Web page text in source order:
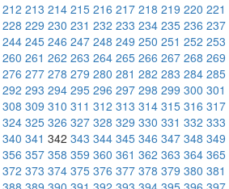
212 213 214 215 216 217 218 219 220 221
228 229 230 231 232 233 234 235 236 237
244 245 246 247 248 249 250 251 252 253
260 261 262 263 264 265 266 267 268 269
276 277 278 279 280 281 282 283 284 285
292 293 294 295 296 297 298 299 300 301
308 309 310 311 312 313 314 315 316 317
324 325 326 327 328 329 330 331 332 333
340 341 342 343 344 345 346 347 348 349
356 357 358 359 360 361 362 363 364 365
372 373 374 375 376 377 378 379 380 381